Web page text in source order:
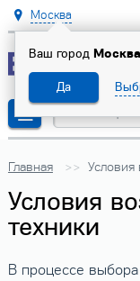
Москва
Ваш город Москва
Да
Главная Условия
Условия
техники
В процессе